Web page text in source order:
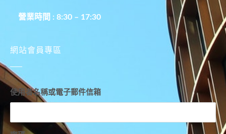
營業時間 : 8:30 – 17:30
網站會員專區
使用者名稱或電子郵件信箱